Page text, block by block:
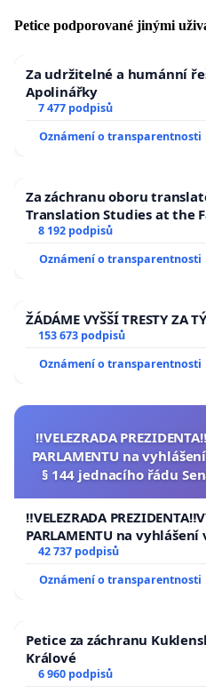
Petice podporované jinými
Za udržitelné a humánní
Apolinářky
7 477 podpisů
Oznámení o transparentnosti
Za záchranu oboru
Translation Studies at the
University
8 192 podpisů
Oznámení o transparentnosti
ŽÁDÁME VYŠŠÍ TRESTY ZA
153 673 podpisů
Oznámení o transparentnosti
‼️VELEZRADA
PARLAMENTU na
§ 144 jednacího řádu
‼️VELEZRADA
PARLAMENTU na
144 jednacího řádu
usnesení k podání ústavní
republiky
42 737 podpisů
Oznámení o transparentnosti
Petice za záchranu
Králové
6 960 podpisů